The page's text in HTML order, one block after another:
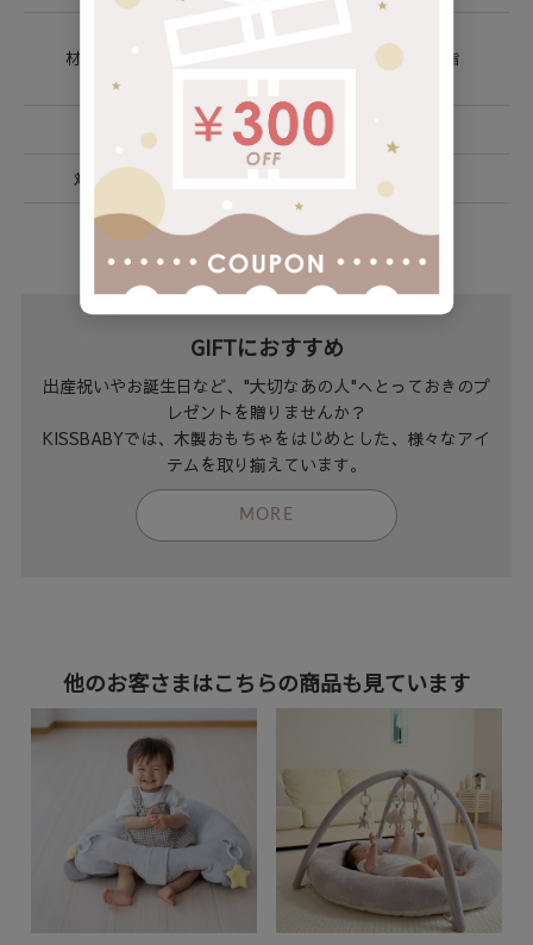
材質 / 素材
おもちゃ: 天然木 / 塗装: アクリル樹脂
中国
対象年齢
GIFTにおすすめ
出産祝いやお誕生日など、"大切なあの人"へとっておきのプ
レゼントを贈りませんか？
KISSBABYでは、木製おもちゃをはじめとした、様々なアイ
テムを取り揃えています。
MORE
他のお客さまはこちらの商品も見ています